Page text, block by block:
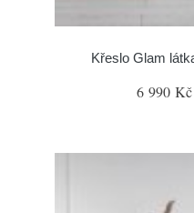
Křeslo Glam
6 990 Kč